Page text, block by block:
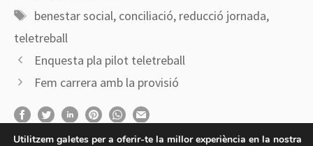
Etiquetes
benestar social, conciliació, reducció jornada,
teletreball
Enquesta pla pilot teletreball
Fem carrera amb la provisió
Utilitzem galetes per a oferir-te la millor experiència en la nostra